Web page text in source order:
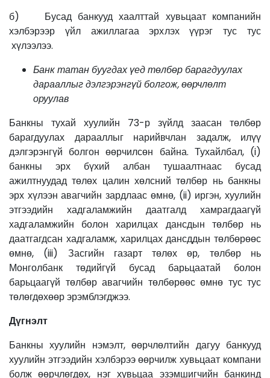
б) Бусад банкууд хаалттай хувьцаат компанийн
хэлбэрээр үйл ажиллагаа эрхлэх үүрэг тус тус
хүлээлээ.
Банк татан буугдах үед төлбөр барагдуулах
дарааллыг дэлгэрэнгүй болгож, өөрчлөлт
оруулав
Банкны тухай хуулийн 73-р зүйлд заасан төлбөр
барагдуулах дарааллыг нарийвчлан задалж, илүү
дэлгэрэнгүй болгон өөрчилсөн байна. Тухайлбал, (i)
банкны эрх бүхий албан тушаалтнаас бусад
ажилтнуудад төлөх цалин хөлсний төлбөр нь банкны
эрх хүлээн авагчийн зардлаас өмнө, (ii) иргэн, хуулийн
этгээдийн хадгаламжийн даатгалд хамрагдаагүй
хадгаламжийн болон харилцах дансдын төлбөр нь
даатгагдсан хадгаламж, харилцах дансддын төлбөрөөс
өмнө, (iii) Засгийн газарт төлөх өр, төлбөр нь
Монголбанк төдийгүй бусад барьцаатай болон
барьцаагүй төлбөр авагчийн төлбөрөөс өмнө тус тус
төлөгдөхөөр эрэмблэгджээ.
Дүгнэлт
Банкны хуулийн нэмэлт, өөрчлөлтийн дагуу банкууд
хуулийн этгээдийн хэлбэрээ өөрчилж хувьцаат компани
болж өөрчлөгдөх, нэг хувьцаа эзэмшигчийн банкинд